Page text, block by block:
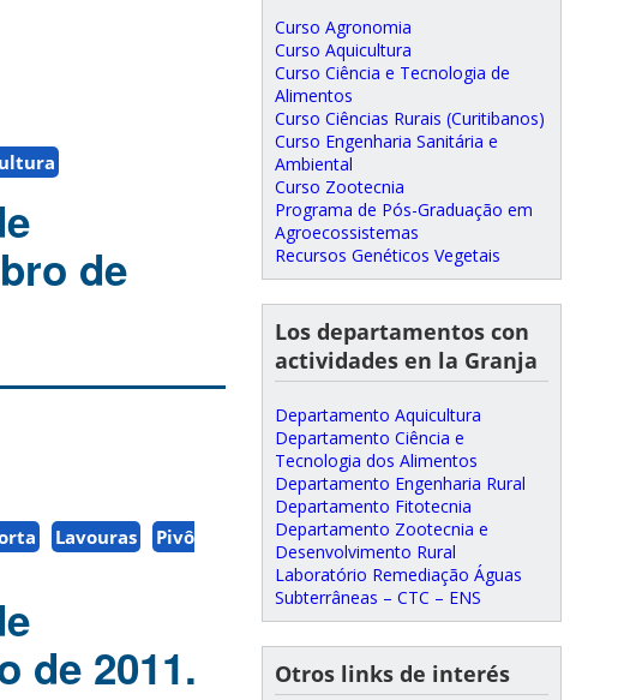
de
Lavouras
Pivô
de 2011.
Curso Agronomia
Curso Aquicultura
Curso Ciência e Tecnologia de
Alimentos
Curso Ciências Rurais (Curitibanos)
Curso Engenharia Sanitária e
Ambiental
Curso Zootecnia
Programa de Pós-Graduação em
Agroecossistemas
Recursos Genéticos Vegetais
Los departamentos con
actividades en la Granja
Departamento Aquicultura
Departamento Ciência e
Tecnologia dos Alimentos
Departamento Engenharia Rural
Departamento Fitotecnia
Departamento Zootecnia e
Desenvolvimento Rural
Laboratório Remediação Águas
Subterrâneas – CTC – ENS
Otros links de interés